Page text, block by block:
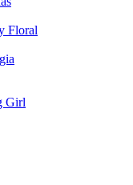
Floral
Girl